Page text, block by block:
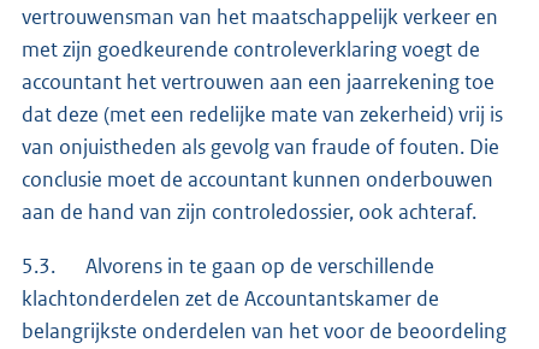
vertrouwensman van het maatschappelijk verkeer en
met zijn goedkeurende controleverklaring voegt de
accountant het vertrouwen aan een jaarrekening toe
dat deze (met een redelijke mate van zekerheid) vrij is
van onjuistheden als gevolg van fraude of fouten. Die
conclusie moet de accountant kunnen onderbouwen
aan de hand van zijn controledossier, ook achteraf.
5.3. Alvorens in te gaan op de verschillende
klachtonderdelen zet de Accountantskamer de
belangrijkste onderdelen van het voor de beoordeling